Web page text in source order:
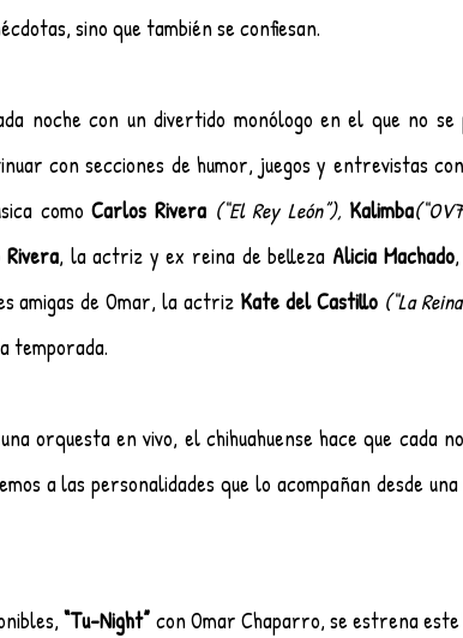
sino que también se confiesan.
noche con un divertido monólogo en el que no
con secciones de humor, juegos y entrevistas
como Carlos Rivera (“El Rey León”), Kalimba
Rivera, la actriz y ex reina de belleza Alicia Machado
amigas de Omar, la actriz Kate del Castillo (“La
temporada.
orquesta en vivo, el chihuahuense hace que cada
a las personalidades que lo acompañan desde
“Tu-Night” con Omar Chaparro, se estrena